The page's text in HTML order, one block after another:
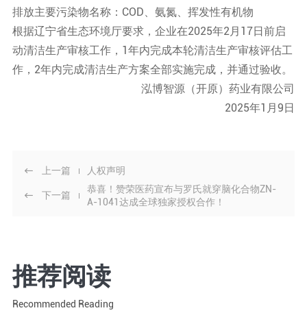
排放主要污染物名称：COD、氨氮、挥发性有机物
根据辽宁省生态环境厅要求，企业在2025年2月17日前启
动清洁生产审核工作，1年内完成本轮清洁生产审核评估工
作，2年内完成清洁生产方案全部实施完成，并通过验收。
泓博智源（开原）药业有限公司
2025年1月9日
 上一篇 人权声明
 下一篇
恭喜！赞荣医药宣布与罗氏就穿脑化合物ZN-
A-1041达成全球独家授权合作！
推荐阅读
Recommended Reading